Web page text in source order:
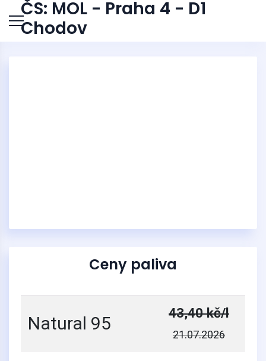
ČS: MOL - Praha 4 - D1
Chodov
Ceny paliva
Natural 95 43,40 kč/l
21.07.2026